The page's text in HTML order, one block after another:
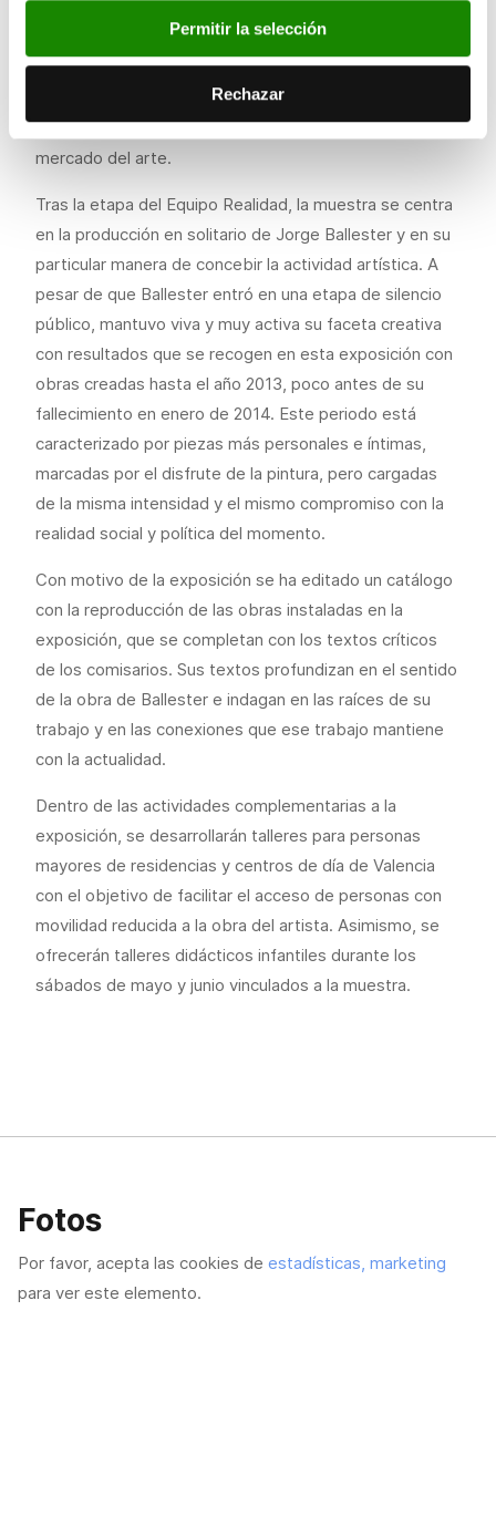
Permitir la selección
Rechazar
opresión política, los falsos convencionalismos de
, la función del arte o el papel de la
mujer en la sociedad protagonizan las obras, todo ello
representado con una importante carga satírica y de
denuncia y con una visión contraria a las leyes del
mercado del arte.
Tras la etapa del Equipo Realidad, la muestra se centra
en la producción en solitario de Jorge Ballester y en su
particular manera de concebir la actividad artística. A
pesar de que Ballester entró en una etapa de silencio
público, mantuvo viva y muy activa su faceta creativa
con resultados que se recogen en esta exposición con
obras creadas hasta el año 2013, poco antes de su
fallecimiento en enero de 2014. Este periodo está
caracterizado por piezas más personales e íntimas,
marcadas por el disfrute de la pintura, pero cargadas
de la misma intensidad y el mismo compromiso con la
realidad social y política del momento.
Con motivo de la exposición se ha editado un catálogo
con la reproducción de las obras instaladas en la
exposición, que se completan con los textos críticos
de los comisarios. Sus textos profundizan en el sentido
de la obra de Ballester e indagan en las raíces de su
trabajo y en las conexiones que ese trabajo mantiene
con la actualidad.
Dentro de las actividades complementarias a la
exposición, se desarrollarán talleres para personas
mayores de residencias y centros de día de Valencia
con el objetivo de facilitar el acceso de personas con
movilidad reducida a la obra del artista. Asimismo, se
ofrecerán talleres didácticos infantiles durante los
sábados de mayo y junio vinculados a la muestra.
Fotos
Por favor, acepta las cookies de estadísticas, marketing
para ver este elemento.